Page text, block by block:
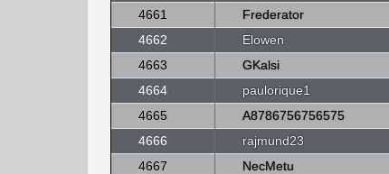
4661
Frederator
4662
Elowen
4663
GKalsi
4664
paulorique1
4665
A8786756756575
4666
rajmund23
4667
NecMetu